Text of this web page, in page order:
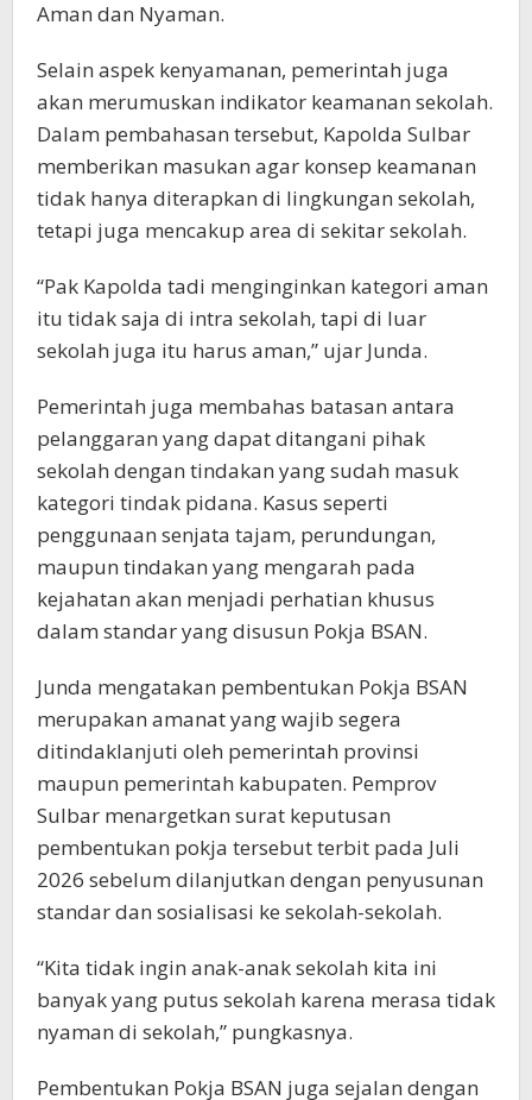
Aman dan Nyaman.
Selain aspek kenyamanan, pemerintah juga
akan merumuskan indikator keamanan sekolah.
Dalam pembahasan tersebut, Kapolda Sulbar
memberikan masukan agar konsep keamanan
tidak hanya diterapkan di lingkungan sekolah,
tetapi juga mencakup area di sekitar sekolah.
“Pak Kapolda tadi menginginkan kategori aman
itu tidak saja di intra sekolah, tapi di luar
sekolah juga itu harus aman,” ujar Junda.
Pemerintah juga membahas batasan antara
pelanggaran yang dapat ditangani pihak
sekolah dengan tindakan yang sudah masuk
kategori tindak pidana. Kasus seperti
penggunaan senjata tajam, perundungan,
maupun tindakan yang mengarah pada
kejahatan akan menjadi perhatian khusus
dalam standar yang disusun Pokja BSAN.
Junda mengatakan pembentukan Pokja BSAN
merupakan amanat yang wajib segera
ditindaklanjuti oleh pemerintah provinsi
maupun pemerintah kabupaten. Pemprov
Sulbar menargetkan surat keputusan
pembentukan pokja tersebut terbit pada Juli
2026 sebelum dilanjutkan dengan penyusunan
standar dan sosialisasi ke sekolah-sekolah.
“Kita tidak ingin anak-anak sekolah kita ini
banyak yang putus sekolah karena merasa tidak
nyaman di sekolah,” pungkasnya.
Pembentukan Pokja BSAN juga sejalan dengan